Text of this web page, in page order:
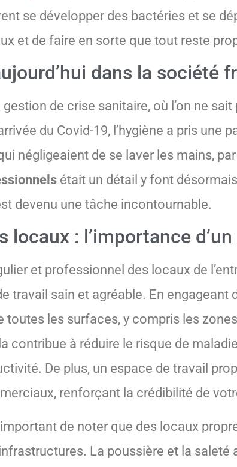
se développer des bactéries et se
et de faire en sorte que tout reste
dans la société
de crise sanitaire, où l’on ne
du Covid-19, l’hygiène a pris
négligeaient de se laver les mains,
était un détail y font
devenu une tâche incontournable.
locaux : l’importance
et professionnel des locaux de
travail sain et agréable. En
toutes les surfaces, y compris les
contribue à réduire le risque de
De plus, un espace de travail
renforçant la crédibilité de
de noter que des locaux
La poussière et la